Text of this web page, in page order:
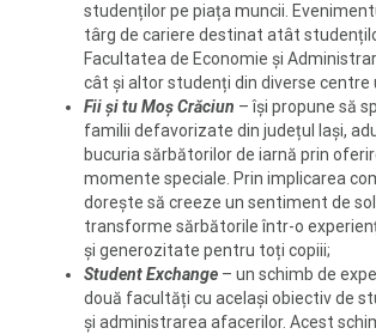
studenților pe piața muncii.
târg de cariere destinat atât
Facultatea de Economie și
cât și altor studenți din diverse centre
Fii și tu Moș Crăciun – își propune să
familii defavorizate din județul Iași,
bucuria sărbătorilor de iarnă prin
momente speciale. Prin implicarea
dorește să creeze un sentiment de
transforme sărbătorile într-o
și generozitate pentru toți copiii;
Student Exchange – un schimb de
două facultăți cu același obiectiv de
și administrarea afacerilor. Acest